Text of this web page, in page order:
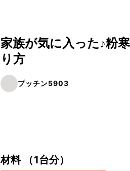
家族が気に入った♪粉
り方
プッチン5903
材料 （1台分）